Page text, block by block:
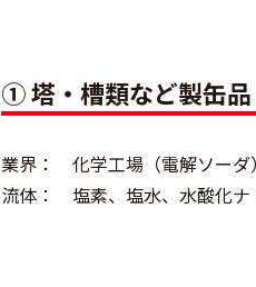
① 塔・槽類など製缶品
業界： 化学工場（電解ソーダ
流体： 塩素、塩水、水酸化ナ